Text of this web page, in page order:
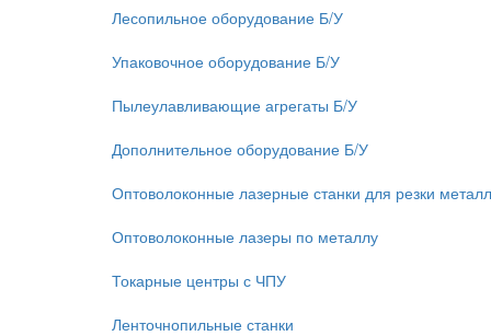
Лесопильное оборудование Б/У
Упаковочное оборудование Б/У
Пылеулавливающие агрегаты Б/У
Дополнительное оборудование Б/У
Оптоволоконные лазерные станки для резки
Оптоволоконные лазеры по металлу
Токарные центры с ЧПУ
Ленточнопильные станки